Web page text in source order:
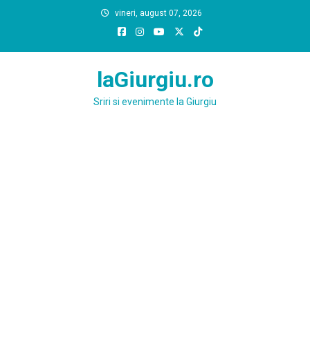
vineri, august 07, 2026
laGiurgiu.ro
Sriri si evenimente la Giurgiu